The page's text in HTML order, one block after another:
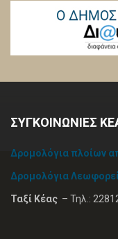
ΣΥΓΚΟΙΝΩΝΙΕΣ
Δρομολόγια πλοίων
Δρομολόγια
Ταξί Κέας – Τηλ.: